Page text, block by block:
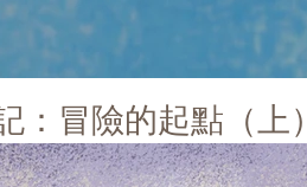
冒險的起點（上）